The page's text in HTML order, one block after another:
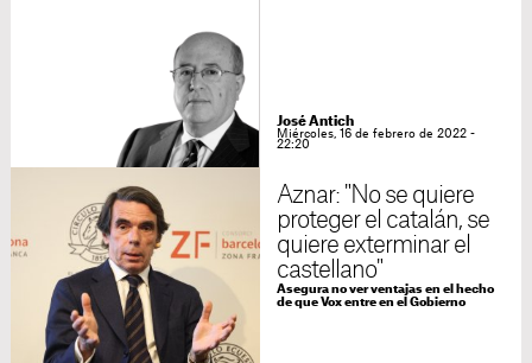
José Antich
Miércoles, 16 de febrero de 2022 -
22:20
Aznar: "No se quiere
proteger el catalán, se
quiere exterminar el
castellano"
Asegura no ver ventajas en el hecho
de que Vox entre en el Gobierno